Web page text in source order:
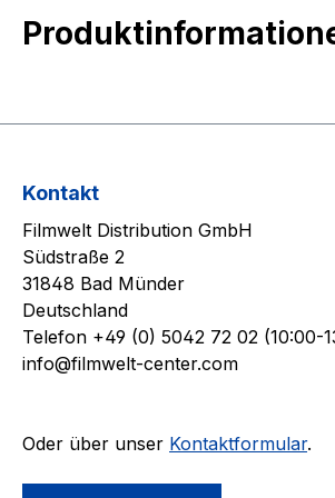
Kontakt
Filmwelt Distribution GmbH
Südstraße 2
31848 Bad Münder
Deutschland
Telefon +49 (0) 5042 72 02 (10:00-
info@filmwelt-center.com
Oder über unser Kontaktformular.